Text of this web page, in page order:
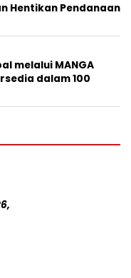
Hentikan Pendanaan
melalui MANGA
dalam 100